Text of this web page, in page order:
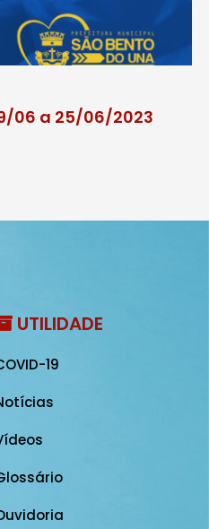
06 a 25/06/2023
UTILIDADE
19